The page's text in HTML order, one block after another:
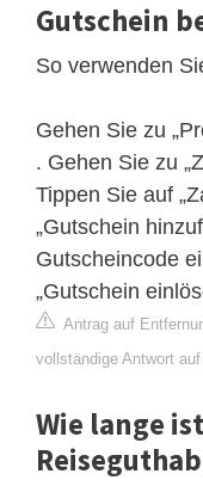
Gutschein
So verwenden
Gehen Sie zu
. Gehen Sie zu
Tippen Sie auf
„Gutschein
Gutscheincode
„Gutschein
Antrag auf
vollständige Antwort
Wie lange